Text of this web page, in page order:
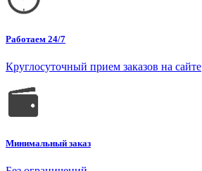
Работаем 24/7
Круглосуточный прием заказов на сайте
Минимальный заказ